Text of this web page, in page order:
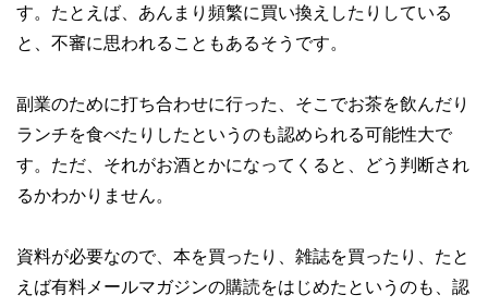
す。たとえば、あんまり頻繁に買い換えしたりしている
と、不審に思われることもあるそうです。
副業のために打ち合わせに行った、そこでお茶を飲んだり
ランチを食べたりしたというのも認められる可能性大で
す。ただ、それがお酒とかになってくると、どう判断され
るかわかりません。
資料が必要なので、本を買ったり、雑誌を買ったり、たと
えば有料メールマガジンの購読をはじめたというのも、認